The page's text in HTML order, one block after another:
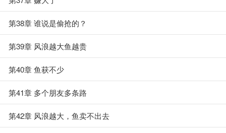
第38章 谁说是偷抢的？
第39章 风浪越大鱼越贵
第40章 鱼获不少
第41章 多个朋友多条路
第42章 风浪越大，鱼卖不出去